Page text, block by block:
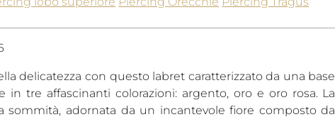
delicatezza con questo labret caratterizzato da una base
in tre affascinanti colorazioni: argento, oro e oro rosa. La
sommità, adornata da un incantevole fiore composto da